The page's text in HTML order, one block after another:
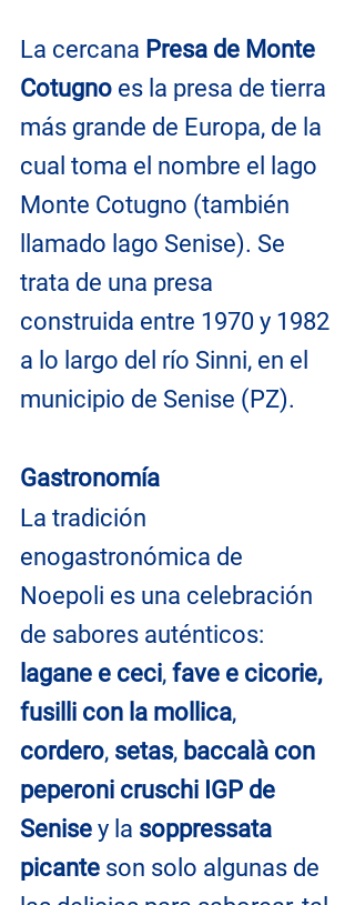
La cercana Presa de Monte
Cotugno es la presa de tierra
más grande de Europa, de la
cual toma el nombre el lago
Monte Cotugno (también
llamado lago Senise). Se
trata de una presa
construida entre 1970 y 1982
a lo largo del río Sinni, en el
municipio de Senise (PZ).
Gastronomía
La tradición
enogastronómica de
Noepoli es una celebración
de sabores auténticos:
lagane e ceci, fave e cicorie,
fusilli con la mollica,
cordero, setas, baccalà con
peperoni cruschi IGP de
Senise y la soppressata
picante son solo algunas de